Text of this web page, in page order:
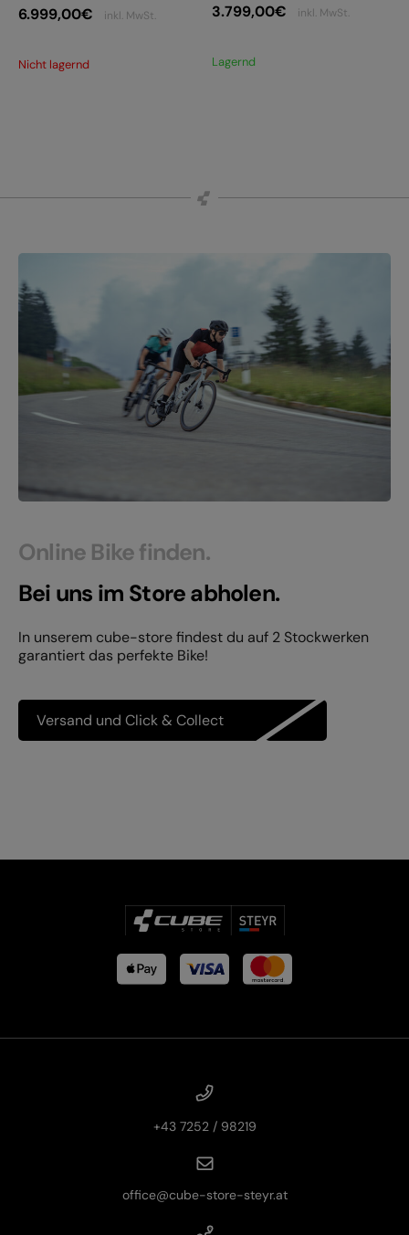
6.999,00€ inkl. MwSt.
Nicht lagernd
3.799,00€ inkl. MwSt.
Lagernd
Online Bike finden.
Bei uns im Store abholen.
In unserem cube-store findest du auf 2 Stockwerken
garantiert das perfekte Bike!
Versand und Click & Collect
+43 7252 / 98219
office@cube-store-steyr.at